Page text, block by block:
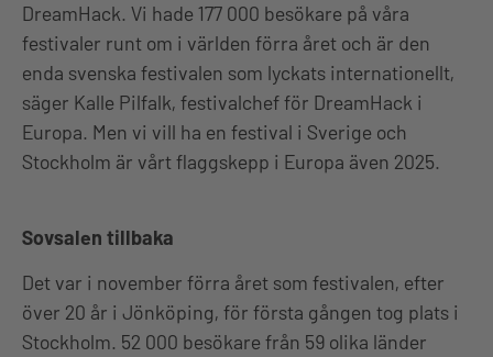
DreamHack. Vi hade 177 000 besökare på våra
festivaler runt om i världen förra året och är den
enda svenska festivalen som lyckats internationellt,
säger Kalle Pilfalk, festivalchef för DreamHack i
Europa. Men vi vill ha en festival i Sverige och
Stockholm är vårt flaggskepp i Europa även 2025.
Sovsalen tillbaka
Det var i november förra året som festivalen, efter
över 20 år i Jönköping, för första gången tog plats i
Stockholm. 52 000 besökare från 59 olika länder